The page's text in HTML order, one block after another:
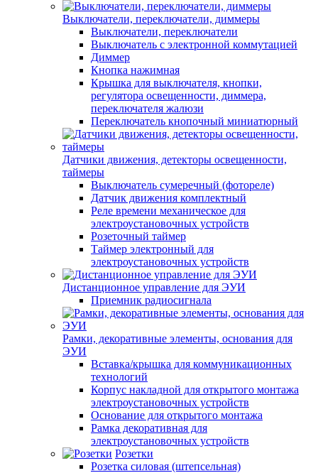
Выключатели, переключатели, диммеры
Выключатели, переключатели
Выключатель с электронной коммутацией
Диммер
Кнопка нажимная
Крышка для выключателя, кнопки,
регулятора освещенности, диммера,
переключателя жалюзи
Переключатель кнопочный миниатюрный
Датчики движения, детекторы освещенности,
таймеры
Выключатель сумеречный (фотореле)
Датчик движения комплектный
Реле времени механическое для
электроустановочных устройств
Розеточный таймер
Таймер электронный для
электроустановочных устройств
Дистанционное управление для ЭУИ
Приемник радиосигнала
Рамки, декоративные элементы, основания для
ЭУИ
Вставка/крышка для коммуникационных
технологий
Корпус накладной для открытого монтажа
электроустановочных устройств
Основание для открытого монтажа
Рамка декоративная для
электроустановочных устройств
Розетки
Розетка силовая (штепсельная)